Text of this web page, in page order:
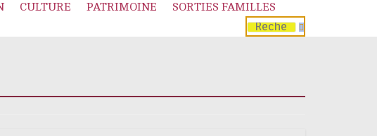
CULTURE PATRIMOINE
SORTIES FAMILLES